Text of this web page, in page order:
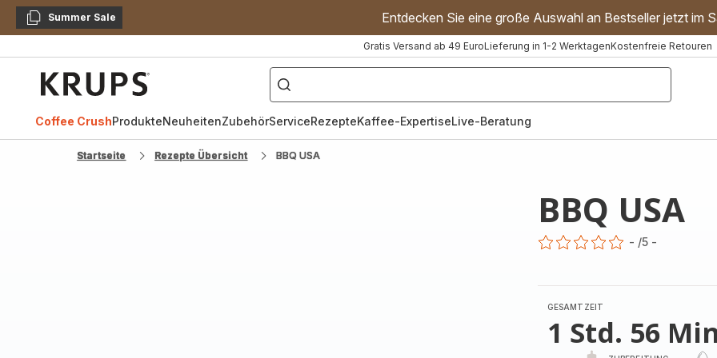
KopierenSummer Sale Entdecken Sie eine große Auswahl an Bestseller jetzt im
Gratis Versand ab 49 EuroLieferung in 1-2 WerktagenKostenfreie Retouren
["Kaffeevollautomat","Handmixer","Waffeleisen"]
Coffee CrushProdukteNeuheitenZubehörServiceRezepteKaffee-ExpertiseLive-Beratung
Startseite Rezepte Übersicht BBQ USA
BBQ USA
- /5 -
GESAMTZEIT
1 Std. 56